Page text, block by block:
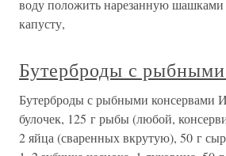
воду положить нарезанную
капусту,
Бутерброды с
Бутерброды с рыбными консервами
булочек, 125 г рыбы (любой,
2 яйца (сваренных вкрутую), 50 г